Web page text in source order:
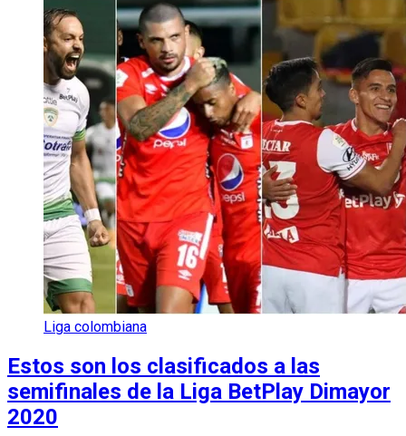
Liga colombiana
Estos son los clasificados a las
semifinales de la Liga BetPlay Dimayor
2020